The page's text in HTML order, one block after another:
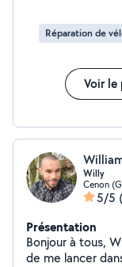
Réparation de
Voir le
Willy
Cenon
5/5
Présentation
Bonjour à tous, William, bricoleur dans l'âme, j'ai décidé
de me lancer